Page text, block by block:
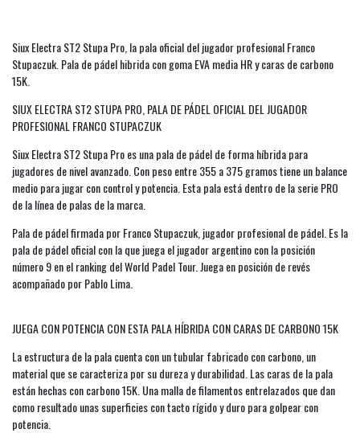
Siux Electra ST2 Stupa Pro, la pala oficial del jugador profesional Franco
Stupaczuk. Pala de pádel hibrida con goma EVA media HR y caras de carbono
15K.
SIUX ELECTRA ST2 STUPA PRO, PALA DE PÁDEL OFICIAL DEL JUGADOR
PROFESIONAL FRANCO STUPACZUK
Siux Electra ST2 Stupa Pro es una pala de pádel de forma híbrida para
jugadores de nivel avanzado. Con peso entre 355 a 375 gramos tiene un balance
medio para jugar con control y potencia. Esta pala está dentro de la serie PRO
de la línea de palas de la marca.
Pala de pádel firmada por Franco Stupaczuk, jugador profesional de pádel. Es la
pala de pádel oficial con la que juega el jugador argentino con la posición
número 9 en el ranking del World Padel Tour. Juega en posición de revés
acompañado por Pablo Lima.
JUEGA CON POTENCIA CON ESTA PALA HÍBRIDA CON CARAS DE CARBONO 15K
La estructura de la pala cuenta con un tubular fabricado con carbono, un
material que se caracteriza por su dureza y durabilidad. Las caras de la pala
están hechas con carbono 15K. Una malla de filamentos entrelazados que dan
como resultado unas superficies con tacto rígido y duro para golpear con
potencia.